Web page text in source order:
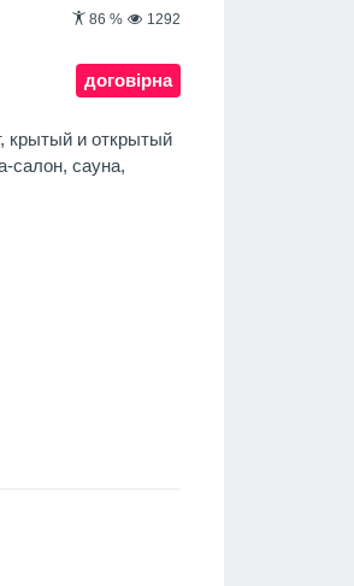
86 % 1292
договірна
крытый и открытый
салон, сауна,